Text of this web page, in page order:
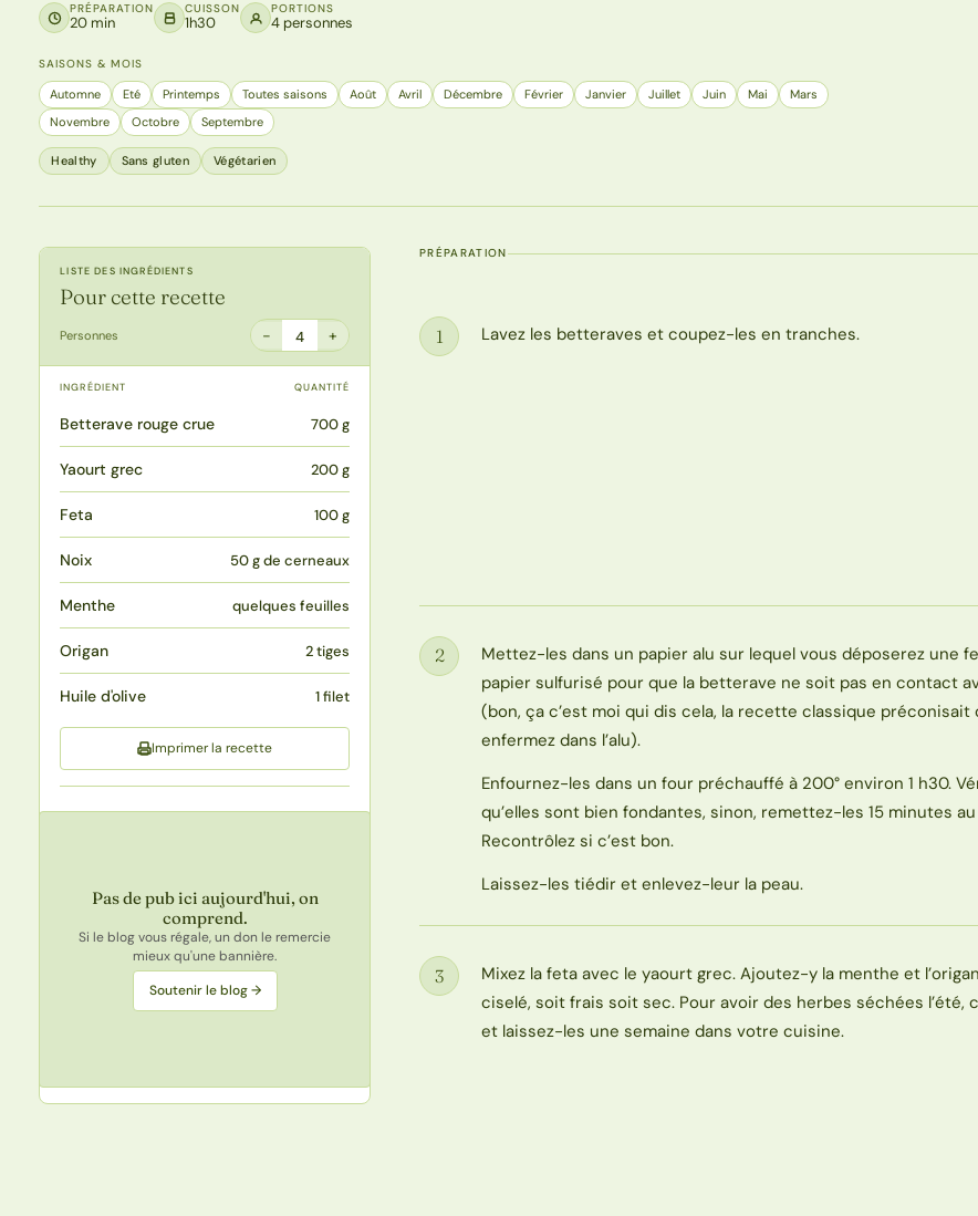
PRÉPARATION
20 min
CUISSON
1h30
PORTIONS
4 personnes
SAISONS & MOIS
Automne Eté Printemps Toutes saisons Août Avril Décembre Février Janvier Juillet Juin Mai
Mars
Novembre
Octobre Septembre
Healthy Sans gluten Végétarien
LISTE DES INGRÉDIENTS
Pour cette recette
Personnes − 4 +
INGRÉDIENT QUANTITÉ
Betterave rouge crue 700 g
Yaourt grec 200 g
Feta 100 g
Noix 50 g de cerneaux
Menthe quelques feuilles
Origan 2 tiges
Huile d'olive 1 filet
Imprimer la recette
Pas de pub ici aujourd'hui, on
comprend.
Si le blog vous régale, un don le remercie
mieux qu'une bannière.
Soutenir le blog →
PRÉPARATION
Étape
1 Lavez les betteraves et coupez-les en tranches.
Étape
2
Mettez-les dans un papier alu sur lequel vous déposerez une
papier sulfurisé pour que la betterave ne soit pas en contact
(bon, ça c’est moi qui dis cela, la recette classique préconisait
enfermez dans l’alu).
Enfournez-les dans un four préchauffé à 200° environ 1 h30.
qu’elles sont bien fondantes, sinon, remettez-les 15 minutes
Recontrôlez si c’est bon.
Laissez-les tiédir et enlevez-leur la peau.
Étape
3
Mixez la feta avec le yaourt grec. Ajoutez-y la menthe et
ciselé, soit frais soit sec. Pour avoir des herbes séchées l’été,
et laissez-les une semaine dans votre cuisine.